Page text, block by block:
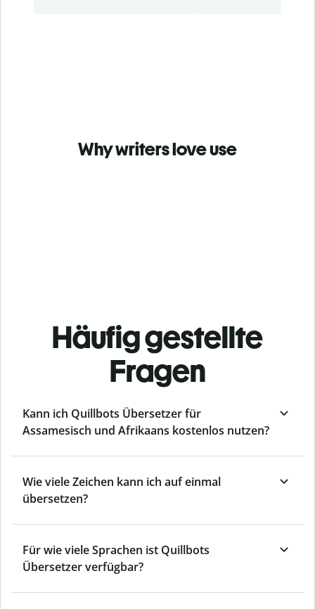
Why writers love use
Häufig gestellte
Fragen
Kann ich Quillbots Übersetzer für
Assamesisch und Afrikaans kostenlos nutzen?
Wie viele Zeichen kann ich auf einmal
übersetzen?
Für wie viele Sprachen ist Quillbots
Übersetzer verfügbar?